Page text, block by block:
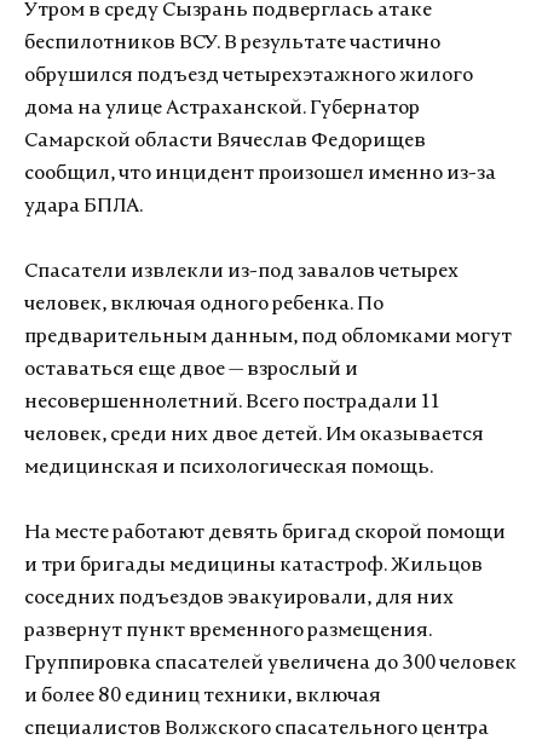
Утром в среду Сызрань подверглась атаке
беспилотников ВСУ. В результате частично
обрушился подъезд четырехэтажного жилого
дома на улице Астраханской. Губернатор
Самарской области Вячеслав Федорищев
сообщил, что инцидент произошел именно из-за
удара БПЛА.
Спасатели извлекли из-под завалов четырех
человек, включая одного ребенка. По
предварительным данным, под обломками могут
оставаться еще двое — взрослый и
несовершеннолетний. Всего пострадали 11
человек, среди них двое детей. Им оказывается
медицинская и психологическая помощь.
На месте работают девять бригад скорой помощи
и три бригады медицины катастроф. Жильцов
соседних подъездов эвакуировали, для них
развернут пункт временного размещения.
Группировка спасателей увеличена до 300 человек
и более 80 единиц техники, включая
специалистов Волжского спасательного центра